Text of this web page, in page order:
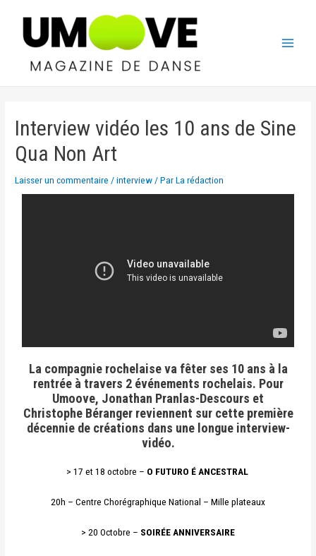
Interview vidéo les 10 ans de Sine
Qua Non Art
Laisser un commentaire /interview/ ParLa rédaction
La compagnie rochelaise va fêter ses 10 ans à la
rentrée à travers 2 événements rochelais. Pour
Umoove, Jonathan Pranlas-Descours et
Christophe Béranger reviennent sur cette première
décennie de créations dans une longue interview-
vidéo.
> 17 et 18 octobre – O FUTURO É ANCESTRAL
20h – Centre Chorégraphique National – Mille plateaux
> 20 Octobre – SOIRÉE ANNIVERSAIRE